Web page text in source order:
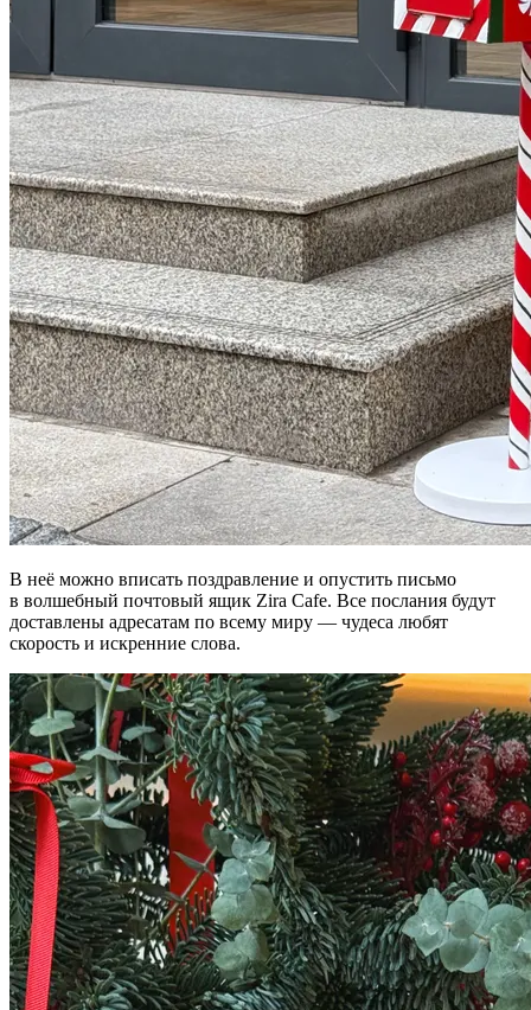
В неё можно вписать поздравление и опустить письмо
в волшебный почтовый ящик Zira Cafe. Все послания будут
доставлены адресатам по всему миру — чудеса любят
скорость и искренние слова.